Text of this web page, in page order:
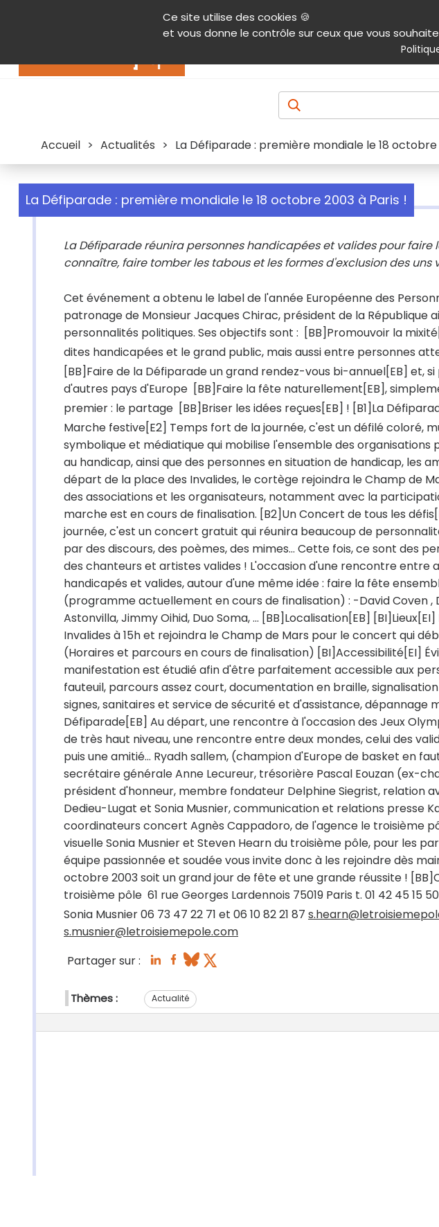
Ce site utilise des cookies 🍪
et vous donne le contrôle sur ceux que vous
Contenu Aide et accessibilité Menu principal
Produits & services
Accueil > Actualités > La Défiparade : première mondiale le 18 octobre
La Défiparade : première mondiale le 18 octobre 2003 à Paris !
La Défiparade réunira personnes handicapées et valides pour faire
connaître, faire tomber les tabous et les formes d'exclusion des uns
Cet événement a obtenu le label de l'année Européenne des
patronage de Monsieur Jacques Chirac, président de la République
personnalités politiques. Ses objectifs sont :  [BB]Promouvoir la
dites handicapées et le grand public, mais aussi entre personnes
[BB]Faire de la Défiparade un grand rendez-vous bi-annuel[EB] et,
d'autres pays d'Europe  [BB]Faire la fête naturellement[EB],
premier : le partage  [BB]Briser les idées reçues[EB] ! [B1]La
Marche festive[E2] Temps fort de la journée, c'est un défilé coloré,
symbolique et médiatique qui mobilise l'ensemble des organisations
au handicap, ainsi que des personnes en situation de handicap, les
départ de la place des Invalides, le cortège rejoindra le Champ de
des associations et les organisateurs, notamment avec la
marche est en cours de finalisation. [B2]Un Concert de tous les
journée, c'est un concert gratuit qui réunira beaucoup de
par des discours, des poèmes, des mimes... Cette fois, ce sont des
des chanteurs et artistes valides ! L'occasion d'une rencontre entre
handicapés et valides, autour d'une même idée : faire la fête
(programme actuellement en cours de finalisation) : -David Coven ,
Astonvilla, Jimmy Oihid, Duo Soma, ... [BB]Localisation[EB]
Invalides à 15h et rejoindra le Champ de Mars pour le concert qui
(Horaires et parcours en cours de finalisation) [BI]Accessibilité[EI]
manifestation est étudié afin d'être parfaitement accessible aux
fauteuil, parcours assez court, documentation en braille,
signes, sanitaires et service de sécurité et d'assistance, dépannage
Défiparade[EB] Au départ, une rencontre à l'occasion des Jeux
de très haut niveau, une rencontre entre deux mondes, celui des
puis une amitié... Ryadh sallem, (champion d'Europe de basket en
secrétaire générale Anne Lecureur, trésorière Pascal Eouzan (ex-
président d'honneur, membre fondateur Delphine Siegrist, relation
Dedieu-Lugat et Sonia Musnier, communication et relations presse
coordinateurs concert Agnès Cappadoro, de l'agence le troisième
visuelle Sonia Musnier et Steven Hearn du troisième pôle, pour les
équipe passionnée et soudée vous invite donc à les rejoindre dès
octobre 2003 soit un grand jour de fête et une grande réussite !
troisième pôle  61 rue Georges Lardennois 75019 Paris t. 01 42 45 15
Sonia Musnier 06 73 47 22 71 et 06 10 82 21 87
s.musnier@letroisiemepole.com
Partager sur :
Thèmes : Actualité